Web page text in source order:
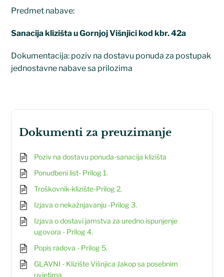
Predmet nabave:
Sanacija klizišta u Gornjoj Višnjici kod kbr. 42a
Dokumentacija: poziv na dostavu ponuda za postupak
jednostavne nabave sa prilozima
dokumenti za preuzimanje
Poziv na dostavu ponuda-sanacija klizišta
Ponudbeni list- Prilog 1.
Troškovnik-klizište-Prilog 2.
Izjava o nekažnjavanju -Prilog 3.
Izjava o dostavi jamstva za uredno ispunjenje
ugovora - Prilog 4.
Popis radova - Prilog 5.
GLAVNI - Klizište Višnjica Jakop sa posebnim
uvjetima